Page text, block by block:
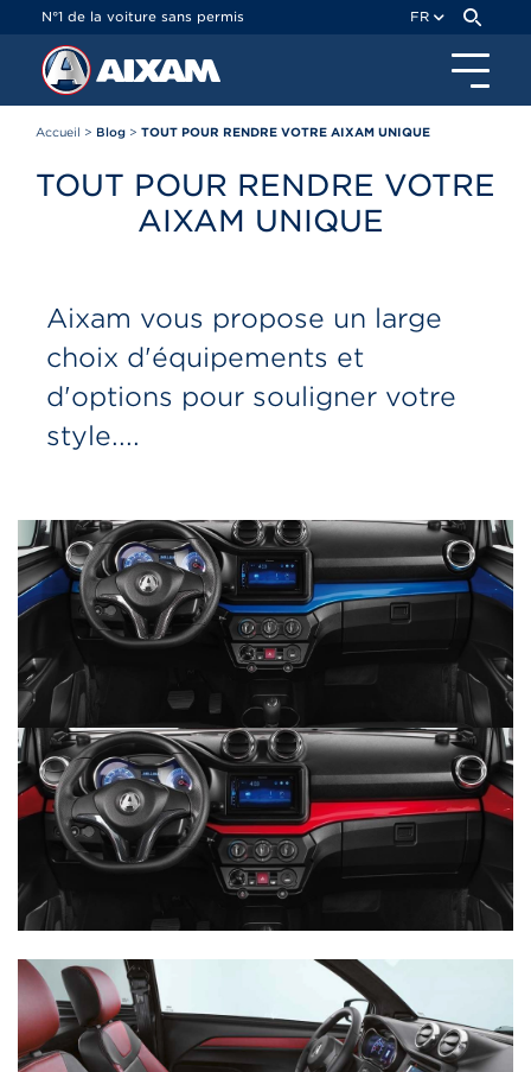
N°1 de la voiture sans permis FR
Accueil > Blog > TOUT POUR RENDRE VOTRE AIXAM UNIQUE
TOUT POUR RENDRE VOTRE
AIXAM UNIQUE
Aixam vous propose un large
choix d'équipements et
d'options pour souligner votre
style....
Panneau de gestion des cookies